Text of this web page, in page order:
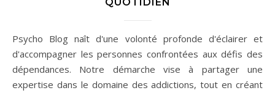
Psycho Blog naît d'une volonté profonde d'éclairer et
d'accompagner les personnes confrontées aux défis des
dépendances. Notre démarche vise à partager une
expertise dans le domaine des addictions, tout en créant